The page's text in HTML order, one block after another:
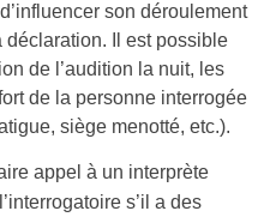
son déroulement
Il est possible
de l’audition la nuit, les
de la personne interrogée
siège menotté, etc.).
appel à un interprète
s’il a des